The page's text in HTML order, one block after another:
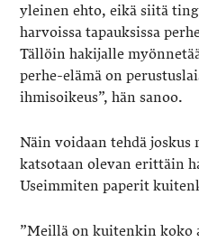
yleinen ehto, eikä siitä
harvoissa tapauksissa
Tällöin hakijalle
perhe-elämä on
ihmisoikeus”, hän sanoo.
Näin voidaan tehdä joskus
katsotaan olevan erittäin
Useimmiten paperit
”Meillä on kuitenkin koko